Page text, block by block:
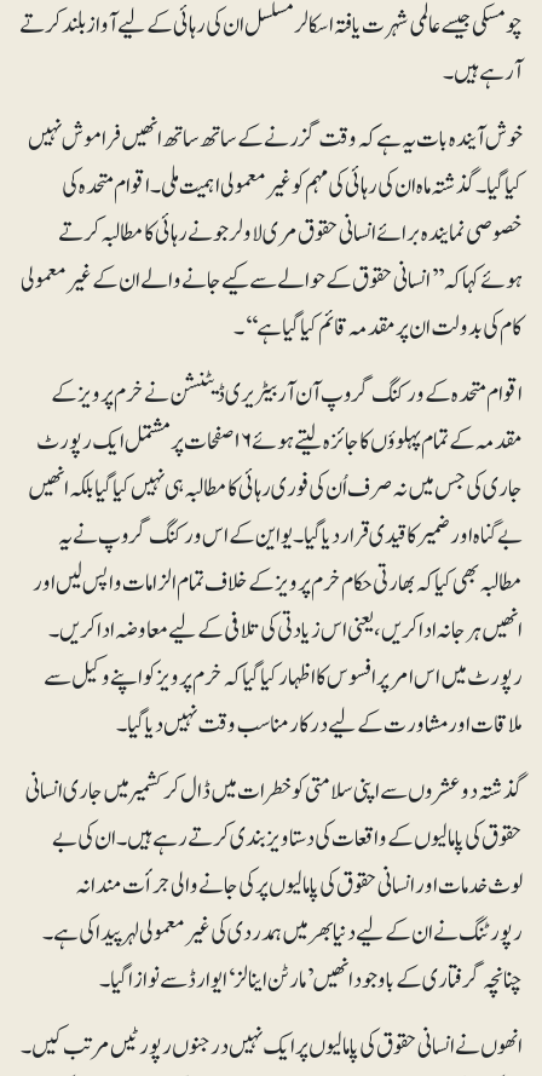
چومسکی جیسے عالمی شہرت یافتہ اسکالر مسلسل ان کی رہائی کے لیے آواز بلند کرتے
آرہے ہیں۔
خوش آیندہ بات یہ ہے کہ وقت گزرنے کے ساتھ ساتھ انھیں فراموش نہیں
کیا گیا۔ گذشتہ ماہ ان کی رہائی کی مہم کو غیر معمولی اہمیت ملی۔ اقوام متحدہ کی
خصوصی نمایندہ برائے انسانی حقوق مری لاولرجو نے رہائی کا مطالبہ کرتے
ہوئے کہا کہ ’’انسانی حقوق کے حوالے سے کیے جانے والے ان کے غیرمعمولی
کام کی بدولت ان پر مقدمہ قائم کیا گیا ہے‘‘۔
اقوام متحدہ کے ورکنگ گروپ آن آربیٹریری ڈیٹنشن نے خرم پرویز کے
مقدمہ کے تمام پہلوؤں کا جائزہ لیتے ہوئے ۱۶ صفحات پر مشتمل ایک رپورٹ
جاری کی جس میں نہ صرف اُن کی فوری رہائی کا مطالبہ ہی نہیں کیا گیا بلکہ انھیں
بے گناہ اور ضمیر کا قیدی قراردیاگیا۔ یو این کے اس ورکنگ گروپ نے یہ
مطالبہ بھی کیا کہ بھارتی حکام خرم پرویز کے خلاف تمام الزامات واپس لیں اور
انھیں ہرجانہ اداکریں، یعنی اس زیادتی کی تلافی کے لیے معاوضہ ادا کریں۔
رپورٹ میں اس امر پر افسوس کا اظہار کیا گیا کہ خرم پرویز کو اپنے وکیل سے
ملاقات اور مشاورت کے لیے درکار مناسب وقت نہیں دیاگیا۔
گذشتہ دوعشروں سے اپنی سلامتی کو خطرات میں ڈال کر کشمیر میں جاری انسانی
حقوق کی پامالیوں کے واقعات کی دستاویز بندی کرتے رہے ہیں۔ ان کی بے
لوث خدمات اور انسانی حقوق کی پامالیوں پر کی جانے والی جرأت مندانہ
رپورٹنگ نے ان کے لیے دنیا بھر میں ہمدردی کی غیرمعمولی لہر پیدا کی ہے۔
چنانچہ گرفتاری کے باوجود انھیں ’مارٹن اینالز‘ ایوارڈ سے نوازاگیا۔
انھوں نے انسانی حقوق کی پامالیوں پر ایک نہیں درجنوں رپورٹیں مرتب کیں۔